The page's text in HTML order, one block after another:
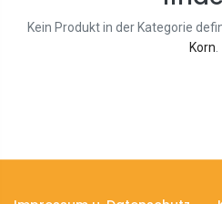
Kein Produkt in der Kategorie
Korn